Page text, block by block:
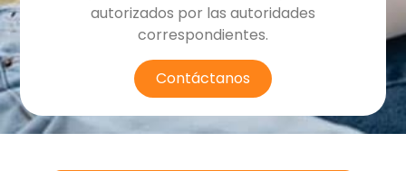
autorizados por las autoridades
correspondientes.
Contáctanos